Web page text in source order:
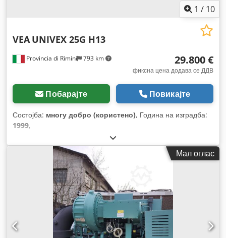
1 / 10
Provincia di Rimini 793 km
VEA UNIVEX 25G H13
29.800 €
фиксна цена додава се ДДВ
Побарајте Повикајте
Состојба: многу добро (користено), Година на изградба:
1999,
Мал оглас